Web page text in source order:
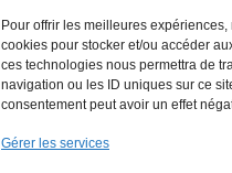
Pour offrir les meilleures
cookies pour stocker et/ou accéder
ces technologies nous permettra de
navigation ou les ID uniques sur ce
consentement peut avoir un effet
Gérer les services